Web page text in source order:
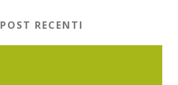
POST RECENTI